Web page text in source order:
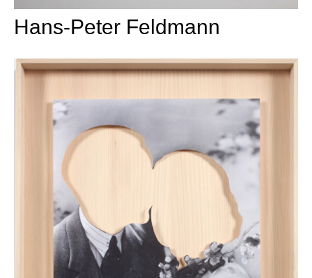
Hans-Peter Feldmann